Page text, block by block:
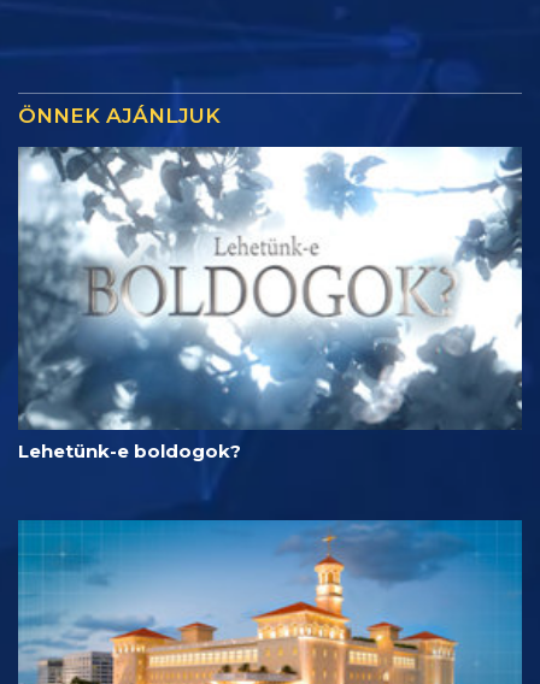
ÖNNEK AJÁNLJUK
Lehetünk-e boldogok?